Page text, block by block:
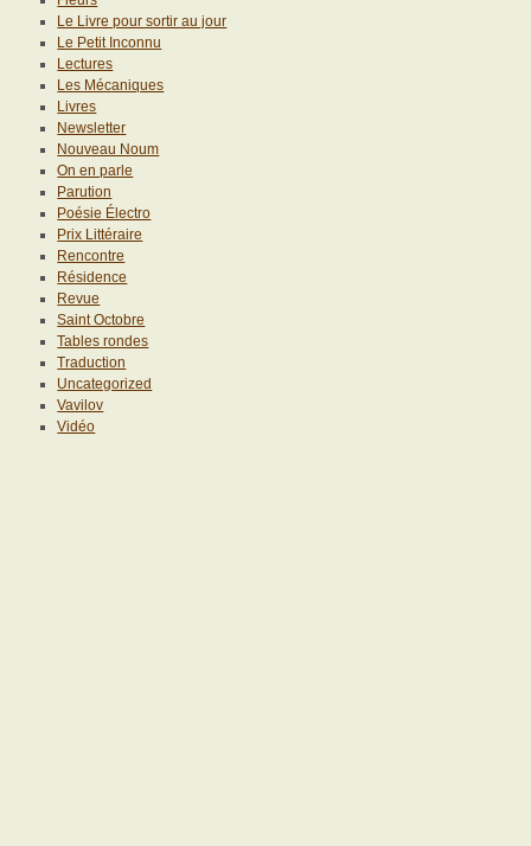
Le Livre pour sortir au jour
Le Petit Inconnu
Lectures
Les Mécaniques
Livres
Newsletter
Nouveau Noum
On en parle
Parution
Poésie Électro
Prix Littéraire
Rencontre
Résidence
Revue
Saint Octobre
Tables rondes
Traduction
Uncategorized
Vavilov
Vidéo